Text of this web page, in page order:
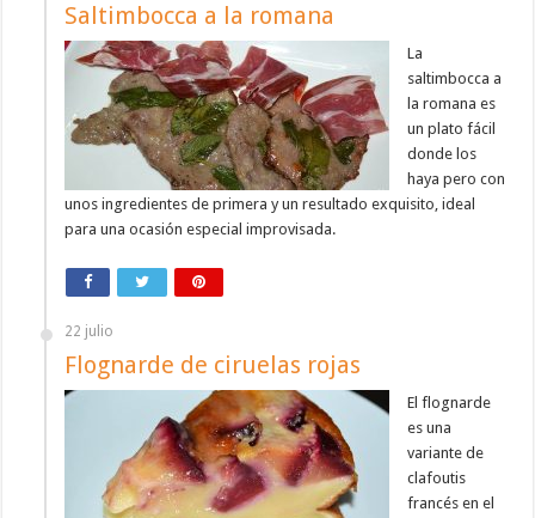
Saltimbocca a la romana
La
saltimbocca a
la romana es
un plato fácil
donde los
haya pero con
unos ingredientes de primera y un resultado exquisito, ideal
para una ocasión especial improvisada.
22 julio
Flognarde de ciruelas rojas
El flognarde
es una
variante de
clafoutis
francés en el